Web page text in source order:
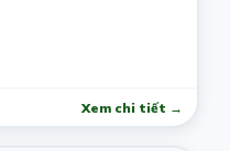
Xem chi tiết →